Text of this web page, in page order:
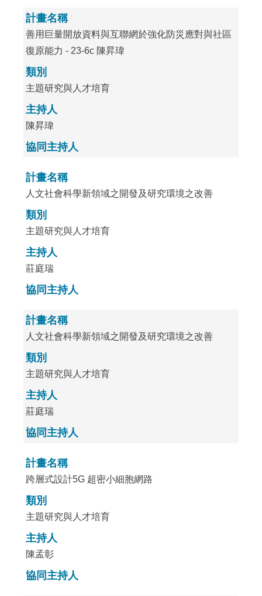
計畫名稱
善用巨量開放資料與互聯網於強化防災應對與社區
復原能力 - 23-6c 陳昇瑋
類別
主題研究與人才培育
主持人
陳昇瑋
協同主持人
計畫名稱
人文社會科學新領域之開發及研究環境之改善
類別
主題研究與人才培育
主持人
莊庭瑞
協同主持人
計畫名稱
人文社會科學新領域之開發及研究環境之改善
類別
主題研究與人才培育
主持人
莊庭瑞
協同主持人
計畫名稱
跨層式設計5G 超密小細胞網路
類別
主題研究與人才培育
主持人
陳孟彰
協同主持人